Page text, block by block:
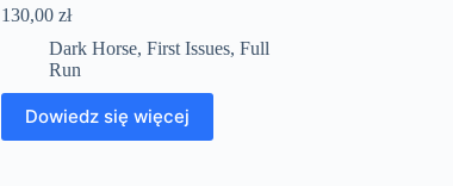
130,00 zł
Dark Horse, First Issues, Full
Run
Dowiedz się więcej